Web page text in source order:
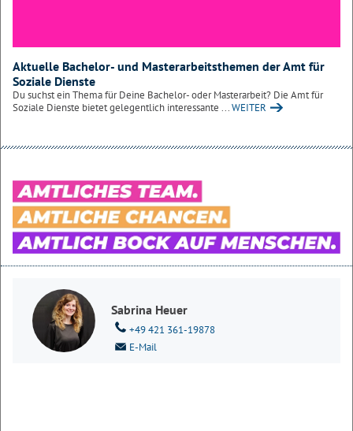
Aktuelle Bachelor- und Masterarbeitsthemen der Amt für
Soziale Dienste
Du suchst ein Thema für Deine Bachelor- oder Masterarbeit? Die Amt für
Soziale Dienste bietet gelegentlich interessante ...WEITER
Sabrina Heuer
+49 421 361-19878
E-Mail